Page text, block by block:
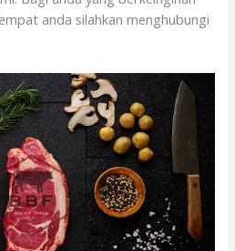
anda silahkan menghubungi